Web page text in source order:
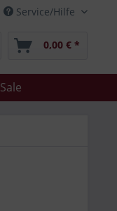
Service/Hilfe
0,00 € *
Sale